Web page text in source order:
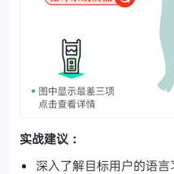
实战建议：
深入了解目标用户的语言